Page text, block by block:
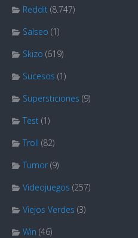
Reddit (8.747)
Salseo (1)
Skizo (619)
Sucesos (1)
Supersticiones (9)
Test (1)
Troll (82)
Tumor (9)
Videojuegos (257)
Viejos Verdes (3)
Win (46)